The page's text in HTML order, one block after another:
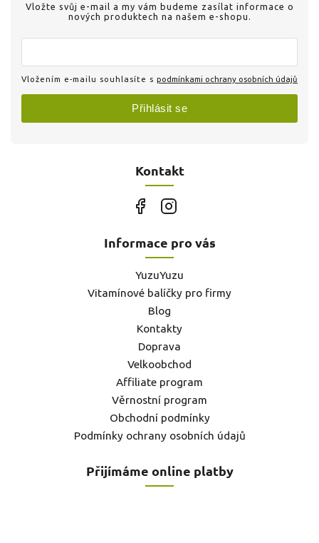
Kontakt
Vložte svůj e-mail a my vám budeme zasílat informace o
nových produktech na našem e-shopu.
Vložením e-mailu souhlasíte s podmínkami ochrany osobních údajů
Přihlásit se
Informace pro vás
YuzuYuzu
Vitamínové balíčky pro firmy
Blog
Kontakty
Doprava
Velkoobchod
Affiliate program
Věrnostní program
Obchodní podmínky
Podmínky ochrany osobních údajů
Přijímáme online platby